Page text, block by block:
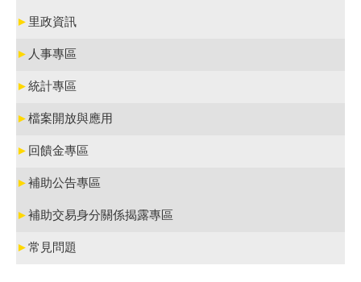
► 里政資訊
► 人事專區
►統計專區
►檔案開放與應用
► 回饋金專區
►補助公告專區
►補助交易身分關係揭露專區
►常見問題